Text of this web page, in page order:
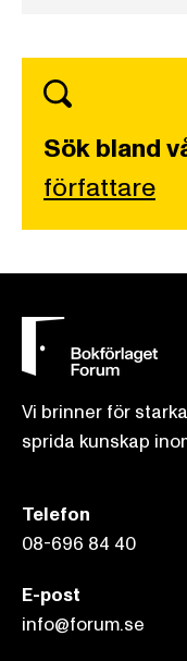
Sök bland
författare
Vi brinner för
sprida kunskap
Telefon
08-696 84 40
E-post
info@forum.se